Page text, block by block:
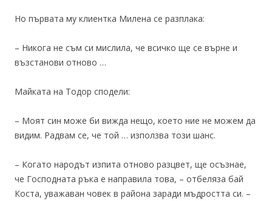
Но първата му клиентка Милена се разплака:
– Никога не съм си мислила, че всичко ще се върне и
възстанови отново …
Майката на Тодор сподели:
– Моят син може би вижда нещо, което ние не можем да
видим. Радвам се, че той … използва този шанс.
– Когато народът изпита отново разцвет, ще осъзнае,
че Господната ръка е направила това, – отбеляза бай
Коста, уважаван човек в района заради мъдростта си. –